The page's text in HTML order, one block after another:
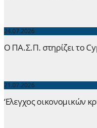
24.07.2026
Ο ΠΑ.Σ.Π. στηρίζει το
21.07.2026
‘Ελεγχος οικονομικών